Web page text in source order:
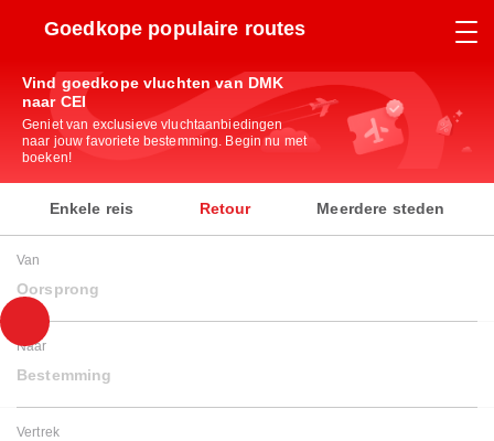
Goedkope populaire routes
Vind goedkope vluchten van DMK
naar CEI
Geniet van exclusieve vluchtaanbiedingen
naar jouw favoriete bestemming. Begin nu met
boeken!
Enkele reis Retour Meerdere steden
Van
Oorsprong
Naar
Bestemming
Vertrek